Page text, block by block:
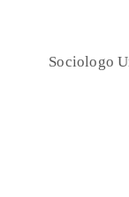
Sociologo